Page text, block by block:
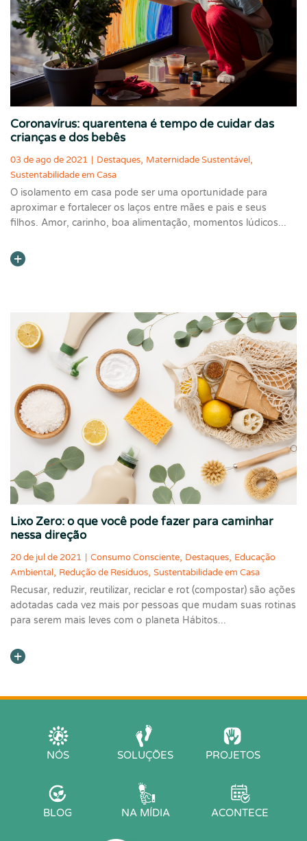
Coronavírus: quarentena é tempo de cuidar das
crianças e dos bebês
03 de ago de 2021 | Destaques, Maternidade Sustentável,
Sustentabilidade em Casa
O isolamento em casa pode ser uma oportunidade para
aproximar e fortalecer os laços entre mães e pais e seus
filhos. Amor, carinho, boa alimentação, momentos lúdicos
Lixo Zero: o que você pode fazer para caminhar
nessa direção
20 de jul de 2021 | Consumo Consciente, Destaques, Educação
Ambiental, Redução de Resíduos, Sustentabilidade em Casa
Recusar, reduzir, reutilizar, reciclar e rot (compostar) são ações
adotadas cada vez mais por pessoas que mudam suas rotinas
para serem mais leves com o planeta Hábitos
NÓS SOLUÇÕES PROJETOS
BLOG NA MÍDIA ACONTECE